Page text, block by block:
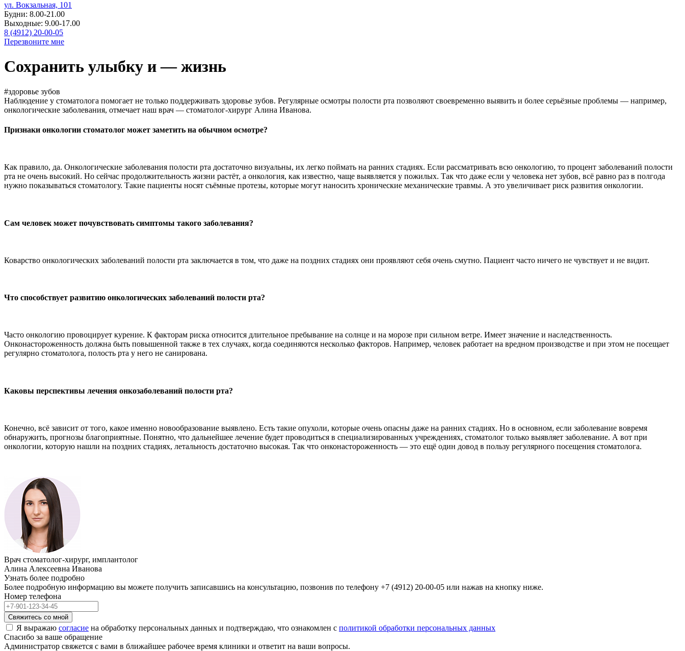
ул. Вокзальная, 101
Будни: 8.00-21.00
Выходные: 9.00-17.00
8 (4912) 20-00-05
Перезвоните мне
Сохранить улыбку и — жизнь
#здоровье зубов
Наблюдение у стоматолога помогает не только поддерживать здоровье зубов. Регулярные осмотры полости рта позволяют своевременно выявить и более серьёзные проблемы — например,
онкологические заболевания, отмечает наш врач — стоматолог-хирург Алина Иванова.
Признаки онкологии стоматолог может заметить на обычном осмотре?
Как правило, да. Онкологические заболевания полости рта достаточно визуальны, их легко поймать на ранних стадиях. Если рассматривать всю онкологию, то процент заболеваний полости
рта не очень высокий. Но сейчас продолжительность жизни растёт, а онкология, как известно, чаще выявляется у пожилых. Так что даже если у человека нет зубов, всё равно раз в полгода
нужно показываться стоматологу. Такие пациенты носят съёмные протезы, которые могут наносить хронические механические травмы. А это увеличивает риск развития онкологии.
Сам человек может почувствовать симптомы такого заболевания?
Коварство онкологических заболеваний полости рта заключается в том, что даже на поздних стадиях они проявляют себя очень смутно. Пациент часто ничего не чувствует и не видит.
Что способствует развитию онкологических заболеваний полости рта?
Часто онкологию провоцирует курение. К факторам риска относится длительное пребывание на солнце и на морозе при сильном ветре. Имеет значение и наследственность.
Онконастороженность должна быть повышенной также в тех случаях, когда соединяются несколько факторов. Например, человек работает на вредном производстве и при этом не посещает
регулярно стоматолога, полость рта у него не санирована.
Каковы перспективы лечения онкозаболеваний полости рта?
Конечно, всё зависит от того, какое именно новообразование выявлено. Есть такие опухоли, которые очень опасны даже на ранних стадиях. Но в основном, если заболевание вовремя
обнаружить, прогнозы благоприятные. Понятно, что дальнейшее лечение будет проводиться в специализированных учреждениях, стоматолог только выявляет заболевание. А вот при
онкологии, которую нашли на поздних стадиях, летальность достаточно высокая. Так что онконастороженность — это ещё один довод в пользу регулярного посещения стоматолога.
Врач стоматолог-хирург, имплантолог
Алина Алексеевна Иванова
Узнать более подробно
Более подробную информацию вы можете получить записавшись на консультацию, позвонив по телефону +7 (4912) 20-00-05 или нажав на кнопку ниже.
Номер телефона
Свяжитесь со мной
Я выражаю согласие на обработку персональных данных и подтверждаю, что ознакомлен с политикой обработки персональных данных
Спасибо за ваше обращение
Администратор свяжется с вами в ближайшее рабочее время клиники и ответит на ваши вопросы.